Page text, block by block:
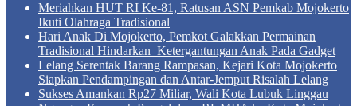
Meriahkan HUT RI Ke-81, Ratusan ASN Pemkab Mojokerto
Ikuti Olahraga Tradisional
Hari Anak Di Mojokerto, Pemkot Galakkan Permainan
Tradisional Hindarkan Ketergantungan Anak Pada Gadget
Lelang Serentak Barang Rampasan, Kejari Kota Mojokerto
Siapkan Pendampingan dan Antar-Jemput Risalah Lelang
Sukses Amankan Rp27 Miliar, Wali Kota Lubuk Linggau